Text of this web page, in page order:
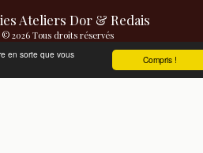
Compris !
en sorte que vous
Ateliers Dor & Redais
2026 Tous droits réservés
conservation à Aubusson |Politique de